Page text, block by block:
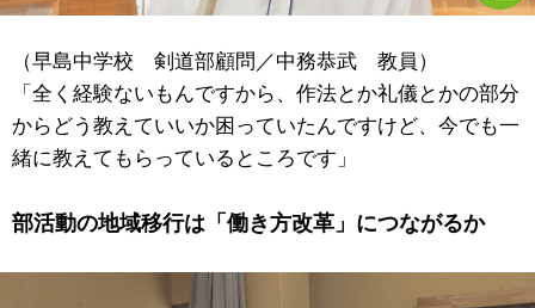
（早島中学校 剣道部顧問／中務恭武 教員）
「全く経験ないもんですから、作法とか礼儀とかの部分
からどう教えていいか困っていたんですけど、今でも一
緒に教えてもらっているところです」
部活動の地域移行は「働き方改革」につながるか